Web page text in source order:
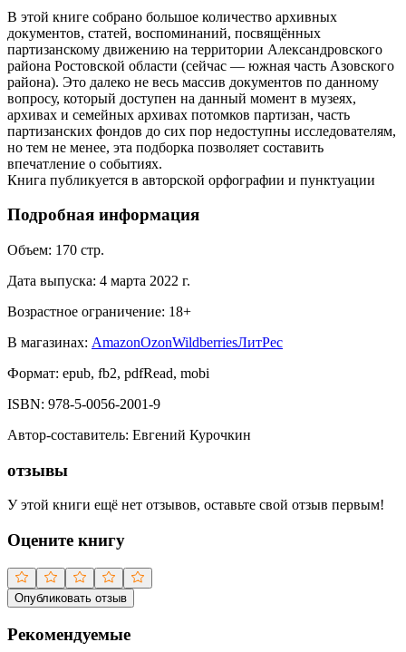
В этой книге собрано большое количество архивных
документов, статей, воспоминаний, посвящённых
партизанскому движению на территории Александровского
района Ростовской области (сейчас — южная часть Азовского
района). Это далеко не весь массив документов по данному
вопросу, который доступен на данный момент в музеях,
архивах и семейных архивах потомков партизан, часть
партизанских фондов до сих пор недоступны исследователям,
но тем не менее, эта подборка позволяет составить
впечатление о событиях.
Книга публикуется в авторской орфографии и пунктуации
Подробная информация
Объем: 170 стр.
Дата выпуска: 4 марта 2022 г.
Возрастное ограничение: 18+
В магазинах: AmazonOzonWildberriesЛитРес
Формат: epub, fb2, pdfRead, mobi
ISBN: 978-5-0056-2001-9
Автор-составитель: Евгений Курочкин
отзывы
У этой книги ещё нет отзывов, оставьте свой отзыв первым!
Оцените книгу
Опубликовать отзыв
Рекомендуемые